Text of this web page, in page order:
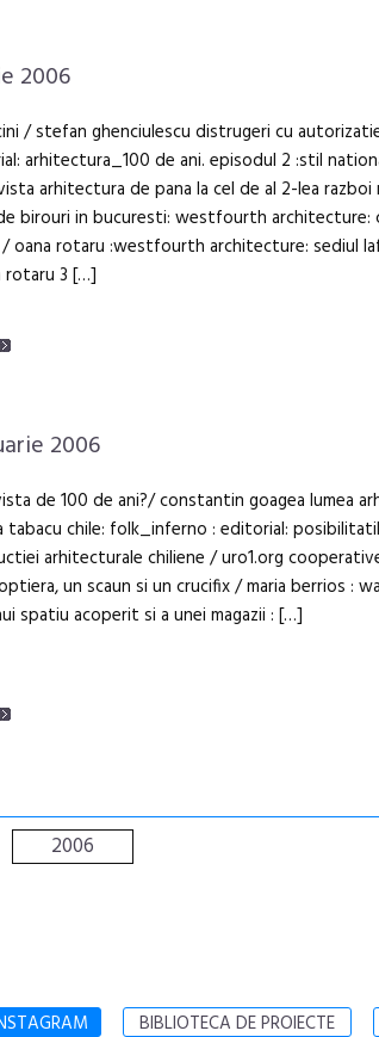
2006
/ stefan ghenciulescu distrugeri cu
arhitectura_100 de ani. episodul 2 :stil
arhitectura de pana la cel de al 2-lea razboi
birouri in bucuresti: westfourth architecture:
oana rotaru :westfourth architecture: sediul
rotaru 3 […]
2006
de 100 de ani?/ constantin goagea lumea
tabacu chile: folk_inferno : editorial:
arhitecturale chiliene / uro1.org
un scaun si un crucifix / mari­a berrios :
spatiu acoperit si a unei magazii : […]
2006
BIBLIOTECA DE PROIECTE